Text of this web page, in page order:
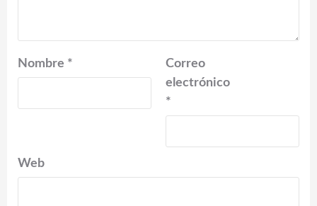
Nombre *
Correo
electrónico
*
Web